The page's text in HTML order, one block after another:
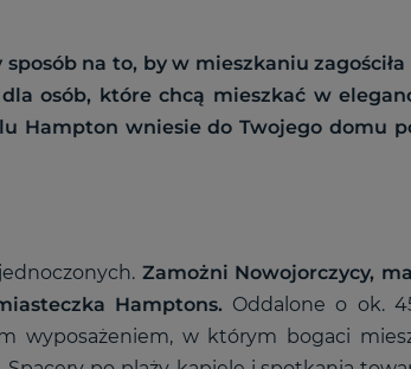
na to, by w mieszkaniu zagościła
osób, które chcą mieszkać w
Hampton wniesie do Twojego domu
Zamożni Nowojorczycy,
Hamptons. Oddalone o ok.
wyposażeniem, w którym bogaci